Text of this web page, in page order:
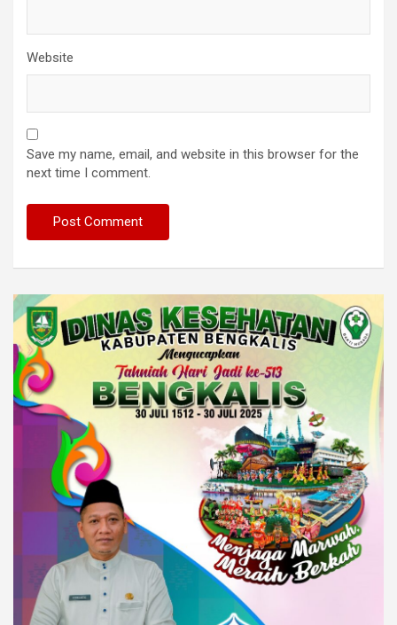
Website
Save my name, email, and website in this browser for the
next time I comment.